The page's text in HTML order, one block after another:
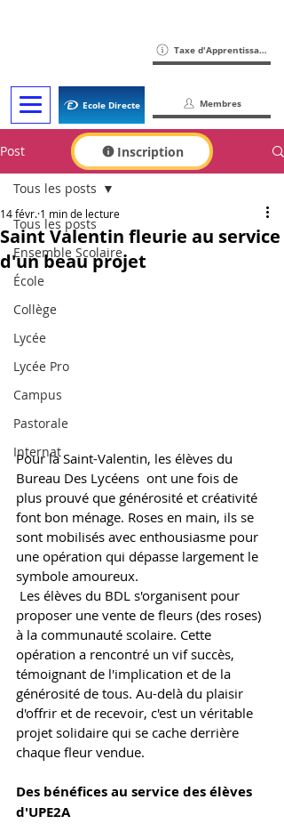
Ecole Directe
Taxe d'Apprentissage
Membres
Inscription
Post
Tous les posts
Ensemble Scolaire
École
Collège
Lycée
Lycée Pro
Campus
Pastorale
Internat
Tous les posts
Saint Valentin fleurie au service
d'un beau projet
14 févr. 1 min de lecture
Pour la Saint-Valentin, les élèves du
Bureau Des Lycéens  ont une fois de
plus prouvé que générosité et créativité
font bon ménage. Roses en main, ils se
sont mobilisés avec enthousiasme pour
une opération qui dépasse largement le
symbole amoureux.
proposer une vente de fleurs (des roses)
à la communauté scolaire. Cette
opération a rencontré un vif succès,
témoignant de l'implication et de la
générosité de tous. Au-delà du plaisir
d'offrir et de recevoir, c'est un véritable
projet solidaire qui se cache derrière
chaque fleur vendue.
Des bénéfices au service des élèves
d'UPE2A